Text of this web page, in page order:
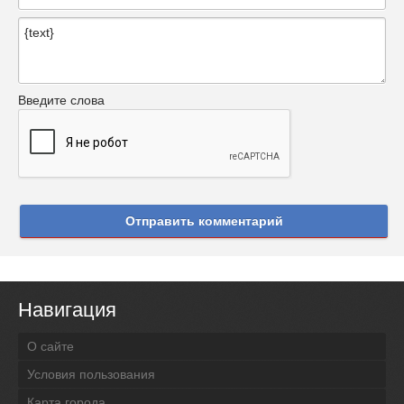
Введите слова
Отправить комментарий
Навигация
О сайте
Условия пользования